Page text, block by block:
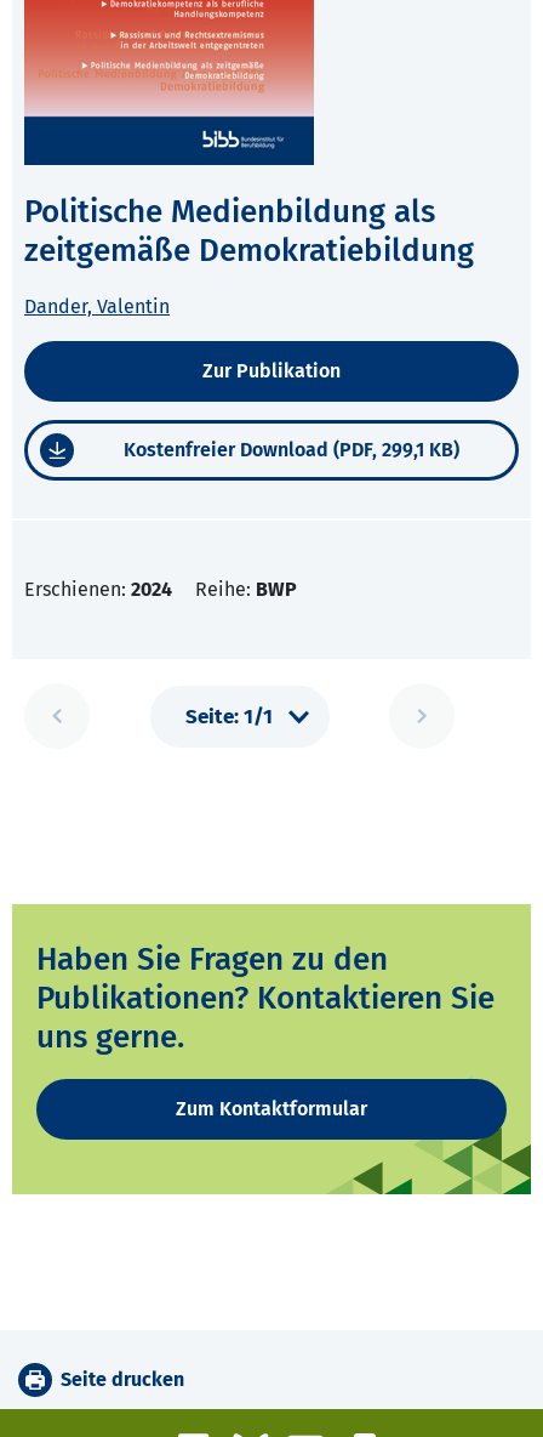
Politische Medienbildung als
zeitgemäße Demokratiebildung
Dander, Valentin
Zur Publikation
Kostenfreier Download (PDF, 299,1 KB)
Erschienen: 2024 Reihe: BWP
Haben Sie Fragen zu den
Publikationen? Kontaktieren Sie
uns gerne.
Zum Kontaktformular
Seite drucken